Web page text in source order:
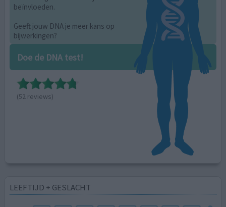
beïnvloeden.
Geeft jouw DNA je meer kans op
bijwerkingen?
Doe de DNA test!
(52 reviews)
LEEFTIJD + GESLACHT